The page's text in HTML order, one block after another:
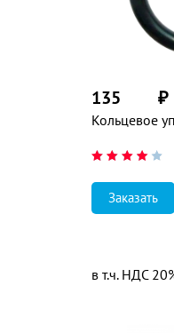
Кольцевое
135 ₽
Заказать
в т.ч. НДС